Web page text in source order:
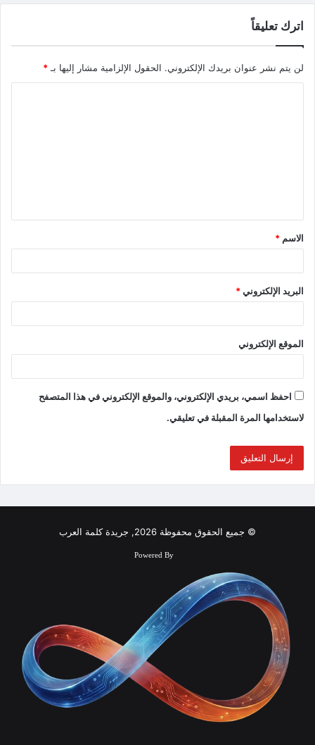
اترك تعليقاً
لن يتم نشر عنوان بريدك الإلكتروني. الحقول الإلزامية مشار إليها بـ *
الاسم *
البريد الإلكتروني*
الموقع الإلكتروني
احفظ اسمي، بريدي الإلكتروني، والموقع الإلكتروني في هذا المتصفح
لاستخدامها المرة المقبلة في تعليقي.
© جميع الحقوق محفوظة 2026, جريدة كلمة العرب